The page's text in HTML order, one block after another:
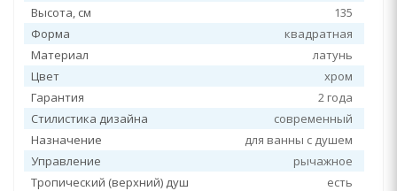
Высота, см
135
Форма
квадратная
Материал
латунь
Цвет
хром
Гарантия
2 года
Стилистика дизайна
современный
Назначение
для ванны с душем
Управление
рычажное
Тропический (верхний) душ
есть